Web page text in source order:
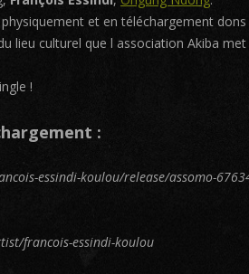
et en téléchargement
lieu culturel que l association Akiba met
!
:
essindi-koulou/release/assomo-
francois-essindi-koulou